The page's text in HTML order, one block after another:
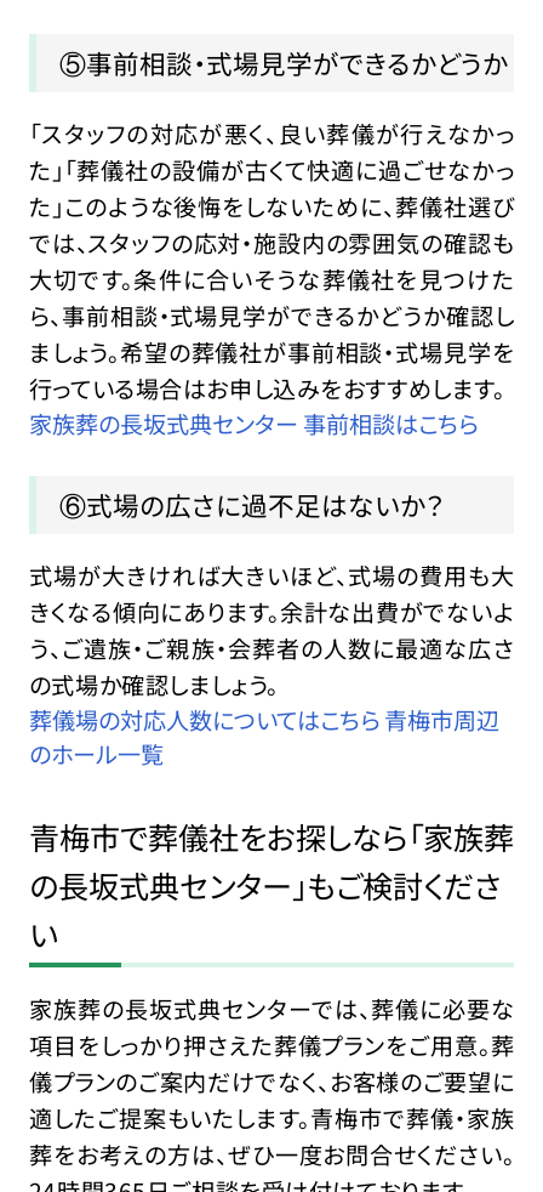
⑤事前相談・式場見学ができるかどうか
「スタッフの対応が悪く、良い葬儀が行えなかっ
た」「葬儀社の設備が古くて快適に過ごせなかっ
た」このような後悔をしないために、葬儀社選び
では、スタッフの応対・施設内の雰囲気の確認も
大切です。条件に合いそうな葬儀社を見つけた
ら、事前相談・式場見学ができるかどうか確認し
ましょう。希望の葬儀社が事前相談・式場見学を
行っている場合はお申し込みをおすすめします。
家族葬の長坂式典センター 事前相談はこちら
⑥式場の広さに過不足はないか？
式場が大きければ大きいほど、式場の費用も大
きくなる傾向にあります。余計な出費がでないよ
う、ご遺族・ご親族・会葬者の人数に最適な広さ
の式場か確認しましょう。
葬儀場の対応人数についてはこちら 青梅市周辺
のホール一覧
青梅市で葬儀社をお探しなら「家族葬
の長坂式典センター」もご検討くださ
い
家族葬の長坂式典センターでは、葬儀に必要な
項目をしっかり押さえた葬儀プランをご用意。葬
儀プランのご案内だけでなく、お客様のご要望に
適したご提案もいたします。青梅市で葬儀・家族
葬をお考えの方は、ぜひ一度お問合せください。